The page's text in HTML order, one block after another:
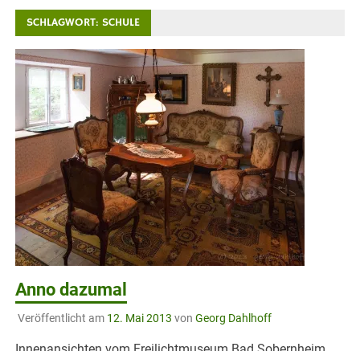
SCHLAGWORT:SCHULE
Anno dazumal
Veröffentlicht am 12. Mai 2013 von Georg Dahlhoff